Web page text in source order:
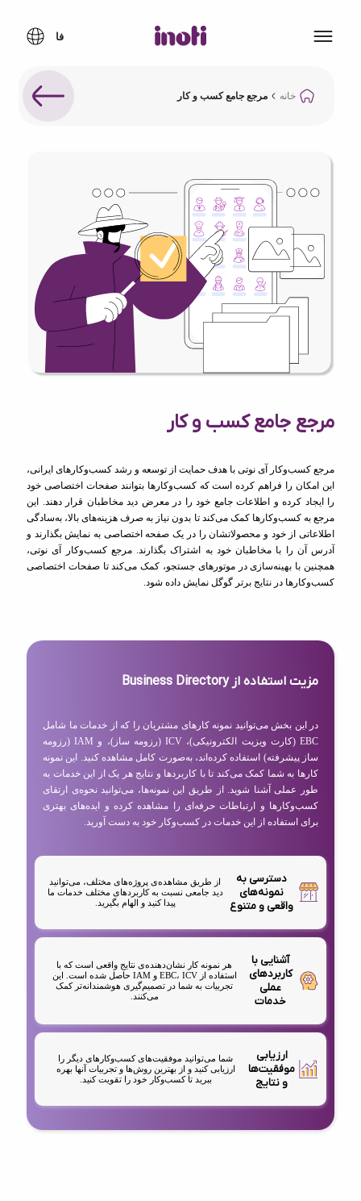
خانه مرجع جامع کسب و کار
مرجع جامع کسب و کار
مرجع کسب‌وکار آی نوتی با هدف حمایت از توسعه و رشد کسب‌وکارهای ایرانی،
این امکان را فراهم کرده است که کسب‌وکارها بتوانند صفحات اختصاصی خود
را ایجاد کرده و اطلاعات جامع خود را در معرض دید مخاطبان قرار دهند. این
مرجع به کسب‌وکارها کمک می‌کند تا بدون نیاز به صرف هزینه‌های بالا، به‌سادگی
اطلاعاتی از خود و محصولاتشان را در یک صفحه اختصاصی به نمایش بگذارند و
آدرس آن را با مخاطبان خود به اشتراک بگذارند. مرجع کسب‌وکار آی نوتی،
همچنین با بهینه‌سازی در موتورهای جستجو، کمک می‌کند تا صفحات اختصاصی
کسب‌وکارها در نتایج برتر گوگل نمایش داده شود.
مزیت استفاده از Business Directory
در این بخش می‌توانید نمونه کارهای مشتریان را که از خدمات ما شامل
EBC (کارت ویزیت الکترونیکی)، ICV (رزومه ساز)، و IAM (رزومه
ساز پیشرفته) استفاده کرده‌اند، به‌صورت کامل مشاهده کنید. این نمونه
کارها به شما کمک می‌کند تا با کاربردها و نتایج هر یک از این خدمات به
طور عملی آشنا شوید. از طریق این نمونه‌ها، می‌توانید نحوه‌ی ارتقای
کسب‌وکارها و ارتباطات حرفه‌ای را مشاهده کرده و ایده‌های بهتری
برای استفاده از این خدمات در کسب‌وکار خود به دست آورید.
دسترسی به
نمونه‌های
واقعی و متنوع
از طریق مشاهده‌ی پروژه‌های مختلف، می‌توانید
دید جامعی نسبت به کاربردهای مختلف خدمات ما
پیدا کنید و الهام بگیرید.
آشنایی با
کاربردهای
عملی
خدمات
هر نمونه کار نشان‌دهنده‌ی نتایج واقعی است که با
استفاده از EBC، ICV و IAM حاصل شده است. این
تجربیات به شما در تصمیم‌گیری هوشمندانه‌تر کمک
می‌کنند.
ارزیابی
موفقیت‌ها
و نتایج
شما می‌توانید موفقیت‌های کسب‌وکارهای دیگر را
ارزیابی کنید و از بهترین روش‌ها و تجربیات آنها بهره
ببرید تا کسب‌وکار خود را تقویت کنید.